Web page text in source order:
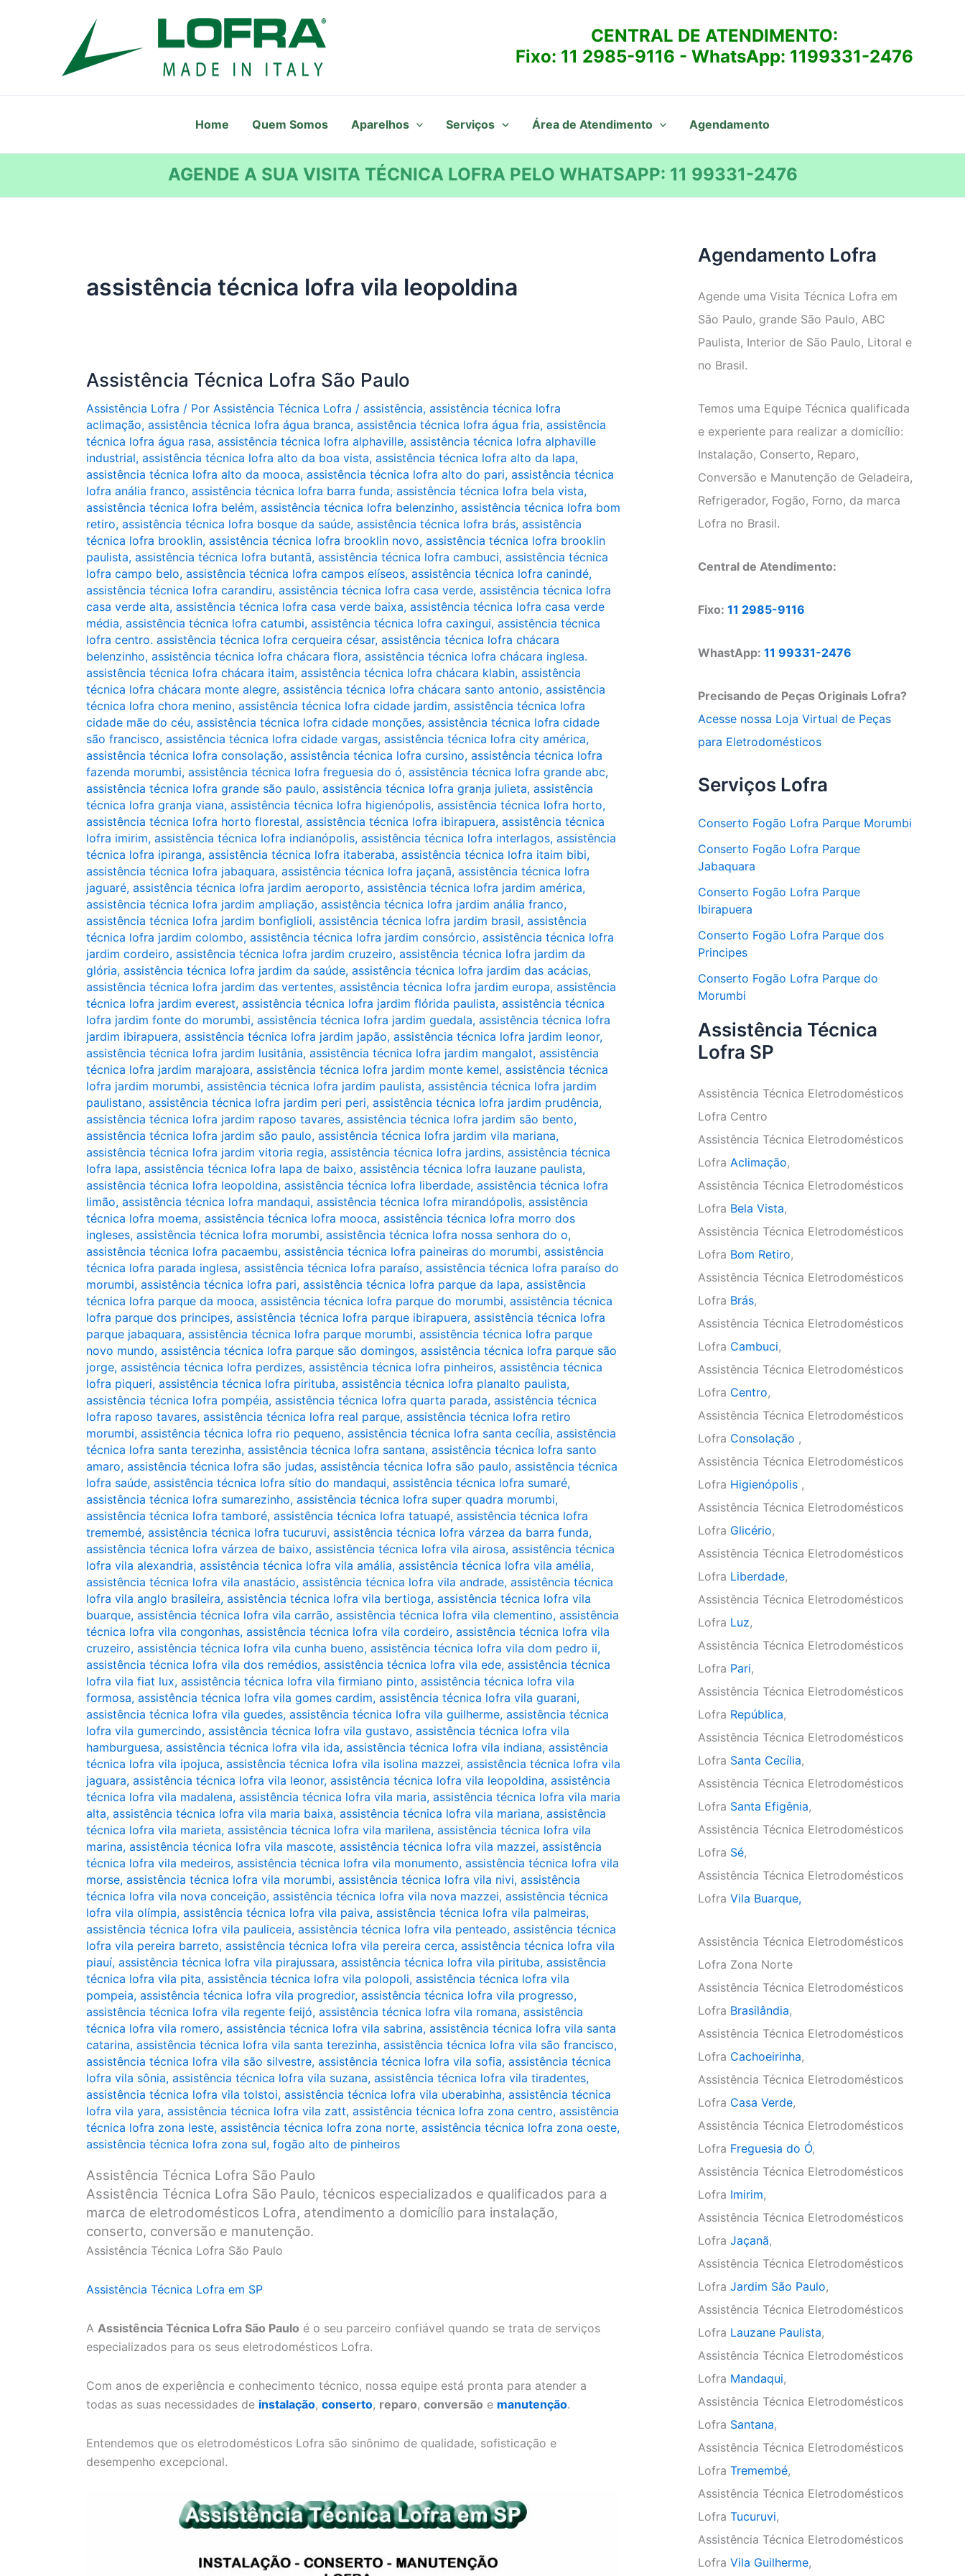
CENTRAL DE ATENDIMENTO:
Fixo: 11 2985-9116 - WhatsApp: 1199331-2476
Home Quem Somos Aparelhos Serviços Área de Atendimento Agendamento
AGENDE A SUA VISITA TÉCNICA LOFRA PELO WHATSAPP: 11 99331-2476
assistência técnica lofra vila leopoldina
Assistência Técnica Lofra São Paulo
Assistência Lofra / Por Assistência Técnica Lofra / assistência, assistência técnica lofra
aclimação, assistência técnica lofra água branca, assistência técnica lofra água fria, assistência
técnica lofra água rasa, assistência técnica lofra alphaville, assistência técnica lofra alphaville
industrial, assistência técnica lofra alto da boa vista, assistência técnica lofra alto da lapa,
assistência técnica lofra alto da mooca, assistência técnica lofra alto do pari, assistência técnica
lofra anália franco, assistência técnica lofra barra funda, assistência técnica lofra bela vista,
assistência técnica lofra belém, assistência técnica lofra belenzinho, assistência técnica lofra bom
retiro, assistência técnica lofra bosque da saúde, assistência técnica lofra brás, assistência
técnica lofra brooklin, assistência técnica lofra brooklin novo, assistência técnica lofra brooklin
paulista, assistência técnica lofra butantã, assistência técnica lofra cambuci, assistência técnica
lofra campo belo, assistência técnica lofra campos elíseos, assistência técnica lofra canindé,
assistência técnica lofra carandiru, assistência técnica lofra casa verde, assistência técnica lofra
casa verde alta, assistência técnica lofra casa verde baixa, assistência técnica lofra casa verde
média, assistência técnica lofra catumbi, assistência técnica lofra caxingui, assistência técnica
lofra centro. assistência técnica lofra cerqueira césar, assistência técnica lofra chácara
belenzinho, assistência técnica lofra chácara flora, assistência técnica lofra chácara inglesa.
assistência técnica lofra chácara itaim, assistência técnica lofra chácara klabin, assistência
técnica lofra chácara monte alegre, assistência técnica lofra chácara santo antonio, assistência
técnica lofra chora menino, assistência técnica lofra cidade jardim, assistência técnica lofra
cidade mãe do céu, assistência técnica lofra cidade monções, assistência técnica lofra cidade
são francisco, assistência técnica lofra cidade vargas, assistência técnica lofra city américa,
assistência técnica lofra consolação, assistência técnica lofra cursino, assistência técnica lofra
fazenda morumbi, assistência técnica lofra freguesia do ó, assistência técnica lofra grande abc,
assistência técnica lofra grande são paulo, assistência técnica lofra granja julieta, assistência
técnica lofra granja viana, assistência técnica lofra higienópolis, assistência técnica lofra horto,
assistência técnica lofra horto florestal, assistência técnica lofra ibirapuera, assistência técnica
lofra imirim, assistência técnica lofra indianópolis, assistência técnica lofra interlagos, assistência
técnica lofra ipiranga, assistência técnica lofra itaberaba, assistência técnica lofra itaim bibi,
assistência técnica lofra jabaquara, assistência técnica lofra jaçanã, assistência técnica lofra
jaguaré, assistência técnica lofra jardim aeroporto, assistência técnica lofra jardim américa,
assistência técnica lofra jardim ampliação, assistência técnica lofra jardim anália franco,
assistência técnica lofra jardim bonfiglioli, assistência técnica lofra jardim brasil, assistência
técnica lofra jardim colombo, assistência técnica lofra jardim consórcio, assistência técnica lofra
jardim cordeiro, assistência técnica lofra jardim cruzeiro, assistência técnica lofra jardim da
glória, assistência técnica lofra jardim da saúde, assistência técnica lofra jardim das acácias,
assistência técnica lofra jardim das vertentes, assistência técnica lofra jardim europa, assistência
técnica lofra jardim everest, assistência técnica lofra jardim flórida paulista, assistência técnica
lofra jardim fonte do morumbi, assistência técnica lofra jardim guedala, assistência técnica lofra
jardim ibirapuera, assistência técnica lofra jardim japão, assistência técnica lofra jardim leonor,
assistência técnica lofra jardim lusitânia, assistência técnica lofra jardim mangalot, assistência
técnica lofra jardim marajoara, assistência técnica lofra jardim monte kemel, assistência técnica
lofra jardim morumbi, assistência técnica lofra jardim paulista, assistência técnica lofra jardim
paulistano, assistência técnica lofra jardim peri peri, assistência técnica lofra jardim prudência,
assistência técnica lofra jardim raposo tavares, assistência técnica lofra jardim são bento,
assistência técnica lofra jardim são paulo, assistência técnica lofra jardim vila mariana,
assistência técnica lofra jardim vitoria regia, assistência técnica lofra jardins, assistência técnica
lofra lapa, assistência técnica lofra lapa de baixo, assistência técnica lofra lauzane paulista,
assistência técnica lofra leopoldina, assistência técnica lofra liberdade, assistência técnica lofra
limão, assistência técnica lofra mandaqui, assistência técnica lofra mirandópolis, assistência
técnica lofra moema, assistência técnica lofra mooca, assistência técnica lofra morro dos
ingleses, assistência técnica lofra morumbi, assistência técnica lofra nossa senhora do o,
assistência técnica lofra pacaembu, assistência técnica lofra paineiras do morumbi, assistência
técnica lofra parada inglesa, assistência técnica lofra paraíso, assistência técnica lofra paraíso do
morumbi, assistência técnica lofra pari, assistência técnica lofra parque da lapa, assistência
técnica lofra parque da mooca, assistência técnica lofra parque do morumbi, assistência técnica
lofra parque dos principes, assistência técnica lofra parque ibirapuera, assistência técnica lofra
parque jabaquara, assistência técnica lofra parque morumbi, assistência técnica lofra parque
novo mundo, assistência técnica lofra parque são domingos, assistência técnica lofra parque são
jorge, assistência técnica lofra perdizes, assistência técnica lofra pinheiros, assistência técnica
lofra piqueri, assistência técnica lofra pirituba, assistência técnica lofra planalto paulista,
assistência técnica lofra pompéia, assistência técnica lofra quarta parada, assistência técnica
lofra raposo tavares, assistência técnica lofra real parque, assistência técnica lofra retiro
morumbi, assistência técnica lofra rio pequeno, assistência técnica lofra santa cecília, assistência
técnica lofra santa terezinha, assistência técnica lofra santana, assistência técnica lofra santo
amaro, assistência técnica lofra são judas, assistência técnica lofra são paulo, assistência técnica
lofra saúde, assistência técnica lofra sítio do mandaqui, assistência técnica lofra sumaré,
assistência técnica lofra sumarezinho, assistência técnica lofra super quadra morumbi,
assistência técnica lofra tamboré, assistência técnica lofra tatuapé, assistência técnica lofra
tremembé, assistência técnica lofra tucuruvi, assistência técnica lofra várzea da barra funda,
assistência técnica lofra várzea de baixo, assistência técnica lofra vila airosa, assistência técnica
lofra vila alexandria, assistência técnica lofra vila amália, assistência técnica lofra vila amélia,
assistência técnica lofra vila anastácio, assistência técnica lofra vila andrade, assistência técnica
lofra vila anglo brasileira, assistência técnica lofra vila bertioga, assistência técnica lofra vila
buarque, assistência técnica lofra vila carrão, assistência técnica lofra vila clementino, assistência
técnica lofra vila congonhas, assistência técnica lofra vila cordeiro, assistência técnica lofra vila
cruzeiro, assistência técnica lofra vila cunha bueno, assistência técnica lofra vila dom pedro ii,
assistência técnica lofra vila dos remédios, assistência técnica lofra vila ede, assistência técnica
lofra vila fiat lux, assistência técnica lofra vila firmiano pinto, assistência técnica lofra vila
formosa, assistência técnica lofra vila gomes cardim, assistência técnica lofra vila guarani,
assistência técnica lofra vila guedes, assistência técnica lofra vila guilherme, assistência técnica
lofra vila gumercindo, assistência técnica lofra vila gustavo, assistência técnica lofra vila
hamburguesa, assistência técnica lofra vila ida, assistência técnica lofra vila indiana, assistência
técnica lofra vila ipojuca, assistência técnica lofra vila isolina mazzei, assistência técnica lofra vila
jaguara, assistência técnica lofra vila leonor, assistência técnica lofra vila leopoldina, assistência
técnica lofra vila madalena, assistência técnica lofra vila maria, assistência técnica lofra vila maria
alta, assistência técnica lofra vila maria baixa, assistência técnica lofra vila mariana, assistência
técnica lofra vila marieta, assistência técnica lofra vila marilena, assistência técnica lofra vila
marina, assistência técnica lofra vila mascote, assistência técnica lofra vila mazzei, assistência
técnica lofra vila medeiros, assistência técnica lofra vila monumento, assistência técnica lofra vila
morse, assistência técnica lofra vila morumbi, assistência técnica lofra vila nivi, assistência
técnica lofra vila nova conceição, assistência técnica lofra vila nova mazzei, assistência técnica
lofra vila olímpia, assistência técnica lofra vila paiva, assistência técnica lofra vila palmeiras,
assistência técnica lofra vila pauliceia, assistência técnica lofra vila penteado, assistência técnica
lofra vila pereira barreto, assistência técnica lofra vila pereira cerca, assistência técnica lofra vila
piauí, assistência técnica lofra vila pirajussara, assistência técnica lofra vila pirituba, assistência
técnica lofra vila pita, assistência técnica lofra vila polopoli, assistência técnica lofra vila
pompeia, assistência técnica lofra vila progredior, assistência técnica lofra vila progresso,
assistência técnica lofra vila regente feijó, assistência técnica lofra vila romana, assistência
técnica lofra vila romero, assistência técnica lofra vila sabrina, assistência técnica lofra vila santa
catarina, assistência técnica lofra vila santa terezinha, assistência técnica lofra vila são francisco,
assistência técnica lofra vila são silvestre, assistência técnica lofra vila sofia, assistência técnica
lofra vila sônia, assistência técnica lofra vila suzana, assistência técnica lofra vila tiradentes,
assistência técnica lofra vila tolstoi, assistência técnica lofra vila uberabinha, assistência técnica
lofra vila yara, assistência técnica lofra vila zatt, assistência técnica lofra zona centro, assistência
técnica lofra zona leste, assistência técnica lofra zona norte, assistência técnica lofra zona oeste,
assistência técnica lofra zona sul, fogão alto de pinheiros
Assistência Técnica Lofra São Paulo
Assistência Técnica Lofra São Paulo, técnicos especializados e qualificados para a
marca de eletrodomésticos Lofra, atendimento a domicílio para instalação,
conserto, conversão e manutenção.
Assistência Técnica Lofra São Paulo
Assistência Técnica Lofra em SP
A Assistência Técnica Lofra São Paulo é o seu parceiro confiável quando se trata de serviços
especializados para os seus eletrodomésticos Lofra.
Com anos de experiência e conhecimento técnico, nossa equipe está pronta para atender a
todas as suas necessidades de instalação, conserto, reparo, conversão e manutenção.
Entendemos que os eletrodomésticos Lofra são sinônimo de qualidade, sofisticação e
desempenho excepcional.
Agendamento Lofra
Agende uma Visita Técnica Lofra em
São Paulo, grande São Paulo, ABC
Paulista, Interior de São Paulo, Litoral e
no Brasil.
Temos uma Equipe Técnica qualificada
e experiente para realizar a domicílio:
Instalação, Conserto, Reparo,
Conversão e Manutenção de Geladeira,
Refrigerador, Fogão, Forno, da marca
Lofra no Brasil.
Central de Atendimento:
Fixo: 11 2985-9116
WhastApp: 11 99331-2476
Precisando de Peças Originais Lofra?
Acesse nossa Loja Virtual de Peças
para Eletrodomésticos
Serviços Lofra
Conserto Fogão Lofra Parque Morumbi
Conserto Fogão Lofra Parque
Jabaquara
Conserto Fogão Lofra Parque
Ibirapuera
Conserto Fogão Lofra Parque dos
Principes
Conserto Fogão Lofra Parque do
Morumbi
Assistência Técnica
Lofra SP
Assistência Técnica Eletrodomésticos
Lofra Centro
Assistência Técnica Eletrodomésticos
Lofra Aclimação,
Assistência Técnica Eletrodomésticos
Lofra Bela Vista,
Assistência Técnica Eletrodomésticos
Lofra Bom Retiro,
Assistência Técnica Eletrodomésticos
Lofra Brás,
Assistência Técnica Eletrodomésticos
Lofra Cambuci,
Assistência Técnica Eletrodomésticos
Lofra Centro,
Assistência Técnica Eletrodomésticos
Lofra Consolação ,
Assistência Técnica Eletrodomésticos
Lofra Higienópolis ,
Assistência Técnica Eletrodomésticos
Lofra Glicério,
Assistência Técnica Eletrodomésticos
Lofra Liberdade,
Assistência Técnica Eletrodomésticos
Lofra Luz,
Assistência Técnica Eletrodomésticos
Lofra Pari,
Assistência Técnica Eletrodomésticos
Lofra República,
Assistência Técnica Eletrodomésticos
Lofra Santa Cecília,
Assistência Técnica Eletrodomésticos
Lofra Santa Efigênia,
Assistência Técnica Eletrodomésticos
Lofra Sé,
Assistência Técnica Eletrodomésticos
Lofra Vila Buarque,
Assistência Técnica Eletrodomésticos
Lofra Zona Norte
Assistência Técnica Eletrodomésticos
Lofra Brasilândia,
Assistência Técnica Eletrodomésticos
Lofra Cachoeirinha,
Assistência Técnica Eletrodomésticos
Lofra Casa Verde,
Assistência Técnica Eletrodomésticos
Lofra Freguesia do Ó,
Assistência Técnica Eletrodomésticos
Lofra Imirim,
Assistência Técnica Eletrodomésticos
Lofra Jaçanã,
Assistência Técnica Eletrodomésticos
Lofra Jardim São Paulo,
Assistência Técnica Eletrodomésticos
Lofra Lauzane Paulista,
Assistência Técnica Eletrodomésticos
Lofra Mandaqui,
Assistência Técnica Eletrodomésticos
Lofra Santana,
Assistência Técnica Eletrodomésticos
Lofra Tremembé,
Assistência Técnica Eletrodomésticos
Lofra Tucuruvi,
Assistência Técnica Eletrodomésticos
Lofra Vila Guilherme,